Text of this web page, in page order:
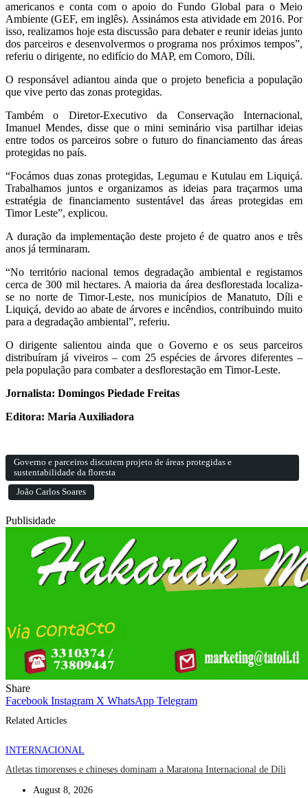
americanos e conta com o apoio do Fundo Global para o Meio
Ambiente (GEF, em inglês). Assinámos esta atividade em 2016. Por
isso, realizamos hoje esta discussão para debater e reunir ideias junto
dos parceiros e desenvolvermos o programa nos próximos tempos”,
referiu o dirigente, no edifício do MAP, em Comoro, Díli.
O responsável adiantou ainda que o projeto beneficia a população
que vive perto das zonas protegidas.
Também o Diretor-Executivo da Conservação Internacional,
Imanuel Mendes, disse que o mini seminário visa partilhar ideias
entre todos os parceiros sobre o futuro do financiamento das áreas
protegidas no país.
“Focámos duas zonas protegidas, Legumau e Kutulau em Liquiçá.
Trabalhamos juntos e organizamos as ideias para traçarmos uma
estratégia de financiamento sustentável das áreas protegidas em
Timor Leste”, explicou.
A duração da implementação deste projeto é de quatro anos e três
anos já terminaram.
“No território nacional temos degradação ambiental e registamos
cerca de 300 mil hectares. A maioria da área desflorestada localiza-
se no norte de Timor-Leste, nos municípios de Manatuto, Díli e
Liquiçá, devido ao abate de árvores e incêndios, contribuindo muito
para a degradação ambiental”, referiu.
O dirigente salientou ainda que o Governo e os seus parceiros
distribuíram já viveiros – com 25 espécies de árvores diferentes –
pela população para combater a desflorestação em Timor-Leste.
Jornalista: Domingos Piedade Freitas
Editora: Maria Auxiliadora
Governo e parceiros discutem projeto de áreas protegidas e
sustentabilidade da floresta
João Carlos Soares
Publisidade
Share
Facebook Instagram X WhatsApp Telegram
Related Articles
INTERNACIONAL
Atletas timorenses e chineses dominam a Maratona Internacional de Díli
August 8, 2026